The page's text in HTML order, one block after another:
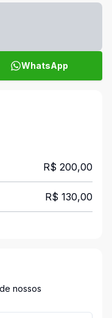
WhatsApp
R$ 200,00
R$ 130,00
nossos